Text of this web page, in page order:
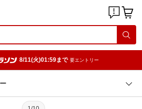
8/11(火)01:59まで 要エントリー